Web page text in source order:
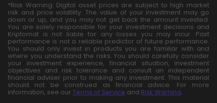
*Risk Warning: Digital asset prices are subject to high market
risk and price volatility. The value of your investment may go
down or up, and you may not get back the amount invested.
You are solely responsible for your investment decisions and
Kriptomat is not liable for any losses you may incur. Past
performance is not a reliable predictor of future performance.
You should only invest in products you are familiar with and
where you understand the risks. You should carefully consider
your investment experience, financial situation, investment
objectives and risk tolerance and consult an independent
financial adviser prior to making any investment. This material
should not be construed as financial advice. For more
information, see our Terms of Service and Risk Warning.